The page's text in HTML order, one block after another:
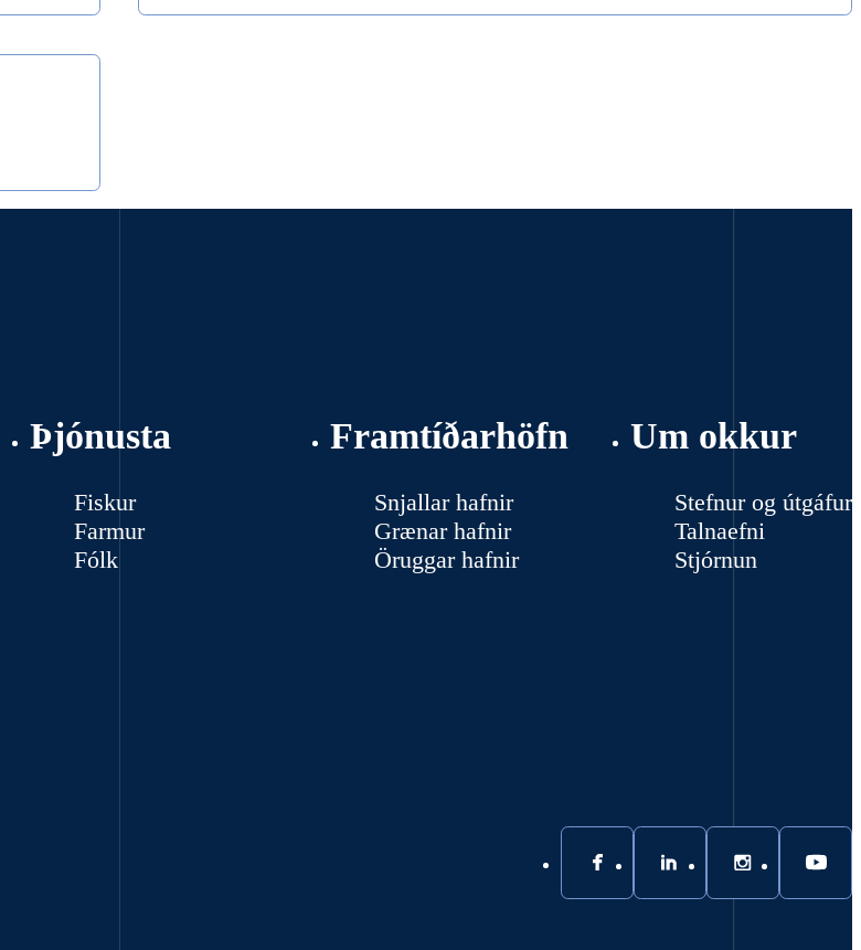
Þjónusta
Fiskur
Farmur
Fólk
Framtíðarhöfn
Snjallar hafnir
Grænar hafnir
Öruggar hafnir
Um okkur
Stefnur og útgáfur
Talnaefni
Stjórnun